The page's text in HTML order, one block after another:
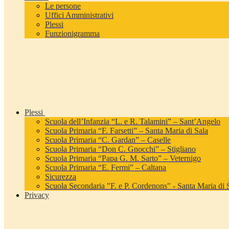
Le persone
Uffici Amministrativi
Plessi
Funzionigramma
Plessi
Scuola dell’Infanzia “L. e R. Talamini” – Sant’Angelo
Scuola Primaria “F. Farsetti” – Santa Maria di Sala
Scuola Primaria “C. Gardan” – Caselle
Scuola Primaria “Don C. Gnocchi” – Stigliano
Scuola Primaria “Papa G. M. Sarto” – Veternigo
Scuola Primaria “E. Fermi” – Caltana
Sicurezza
Scuola Secondaria "F. e P. Cordenons" - Santa Maria di
Privacy